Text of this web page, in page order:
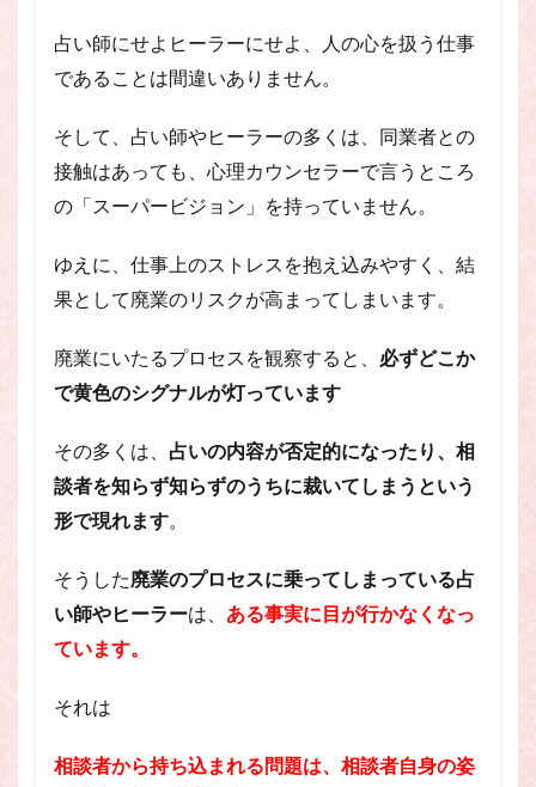
占い師にせよヒーラーにせよ、人の心を扱う仕事
であることは間違いありません。
そして、占い師やヒーラーの多くは、同業者との
接触はあっても、心理カウンセラーで言うところ
の「スーパービジョン」を持っていません。
ゆえに、仕事上のストレスを抱え込みやすく、結
果として廃業のリスクが高まってしまいます。
廃業にいたるプロセスを観察すると、 必ずどこか
で黄色のシグナルが灯っています
その多くは、 占いの内容が否定的になったり、相
談者を知らず知らずのうちに裁いてしまうという
形で現れます。
そうした廃業のプロセスに乗ってしまっている占
い師やヒーラーは、 ある事実に目が行かなくなっ
ています。
それは
相談者から持ち込まれる問題は、相談者自身の姿